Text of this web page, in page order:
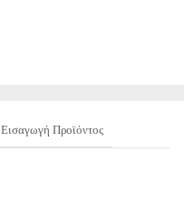
Εισαγωγή Προϊόντος